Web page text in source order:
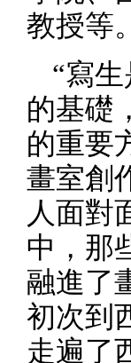
教授等。
“寫
的基礎
的重要
畫室創
人面對
中，那
融進了
初次到
走遍了